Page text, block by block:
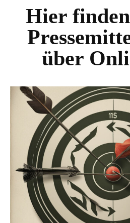
Hier
über